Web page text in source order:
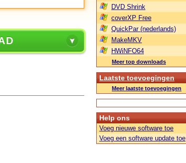
DVD Shrink
coverXP Free
QuickPar (nederlands)
MakeMKV
HWiNFO64
Meer top downloads
Laatste toevoegingen
Meer laatste toevoegingen
Help ons
Voeg nieuwe software toe
Voeg een software update toe